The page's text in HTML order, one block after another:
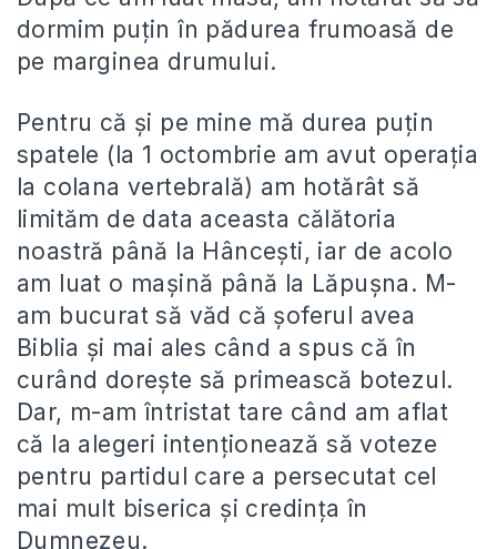
dormim puţin în pădurea frumoasă de
pe marginea drumului.
Pentru că şi pe mine mă durea puţin
spatele (la 1 octombrie am avut operaţia
la colana vertebrală) am hotărât să
limităm de data aceasta călătoria
noastră până la Hânceşti, iar de acolo
am luat o maşină până la Lăpuşna. M-
am bucurat să văd că şoferul avea
Biblia şi mai ales când a spus că în
curând doreşte să primească botezul.
Dar, m-am întristat tare când am aflat
că la alegeri intenţionează să voteze
pentru partidul care a persecutat cel
mai mult biserica şi credinţa în
Dumnezeu.